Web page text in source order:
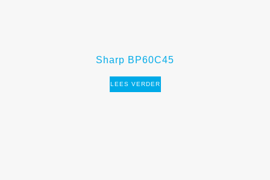
Sharp BP60C45
LEES VERDER